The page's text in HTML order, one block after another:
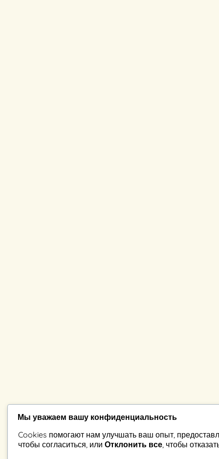
Мы уважаем вашу конфиденциальность
Cookies помогают нам улучшать ваш опыт,
чтобы согласиться, или Отклонить все , чтобы